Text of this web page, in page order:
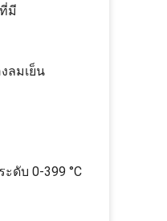
มี
ลมเย็น
ดับ 0-399 °C